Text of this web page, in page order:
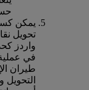
في
طيران
التحويل